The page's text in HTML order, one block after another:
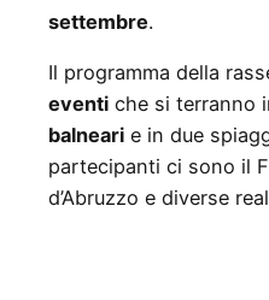
settembre.
Il programma della
eventi che si terranno
balneari e in due
partecipanti ci sono il
d’Abruzzo e diverse